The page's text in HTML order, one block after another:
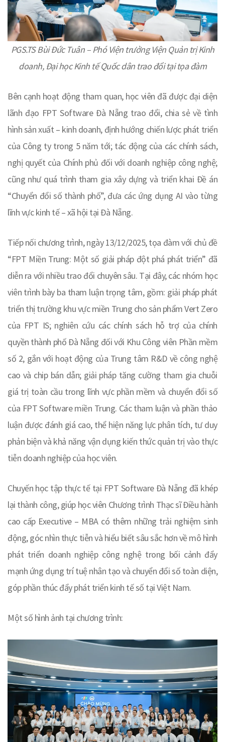
PGS.TS Bùi Đức Tuân – Phó Viện trưởng Viện Quản trị Kinh
doanh, Đại học Kinh tế Quốc dân trao đổi tại tọa đàm
Bên cạnh hoạt động tham quan, học viên đã được đại diện
lãnh đạo FPT Software Đà Nẵng trao đổi, chia sẻ về tình
hình sản xuất – kinh doanh, định hướng chiến lược phát triển
của Công ty trong 5 năm tới; tác động của các chính sách,
nghị quyết của Chính phủ đối với doanh nghiệp công nghệ;
cũng như quá trình tham gia xây dựng và triển khai Đề án
“Chuyển đổi số thành phố”, đưa các ứng dụng AI vào từng
lĩnh vực kinh tế – xã hội tại Đà Nẵng.
Tiếp nối chương trình, ngày 13/12/2025, tọa đàm với chủ đề
“FPT Miền Trung: Một số giải pháp đột phá phát triển” đã
diễn ra với nhiều trao đổi chuyên sâu. Tại đây, các nhóm học
viên trình bày ba tham luận trọng tâm, gồm: giải pháp phát
triển thị trường khu vực miền Trung cho sản phẩm Vert Zero
của FPT IS; nghiên cứu các chính sách hỗ trợ của chính
quyền thành phố Đà Nẵng đối với Khu Công viên Phần mềm
số 2, gắn với hoạt động của Trung tâm R&D về công nghệ
cao và chip bán dẫn; giải pháp tăng cường tham gia chuỗi
giá trị toàn cầu trong lĩnh vực phần mềm và chuyển đổi số
của FPT Software miền Trung. Các tham luận và phần thảo
luận được đánh giá cao, thể hiện năng lực phân tích, tư duy
phản biện và khả năng vận dụng kiến thức quản trị vào thực
tiễn doanh nghiệp của học viên.
Chuyến học tập thực tế tại FPT Software Đà Nẵng đã khép
lại thành công, giúp học viên Chương trình Thạc sĩ Điều hành
cao cấp Executive – MBA có thêm những trải nghiệm sinh
động, góc nhìn thực tiễn và hiểu biết sâu sắc hơn về mô hình
phát triển doanh nghiệp công nghệ trong bối cảnh đẩy
mạnh ứng dụng trí tuệ nhân tạo và chuyển đổi số toàn diện,
góp phần thúc đẩy phát triển kinh tế số tại Việt Nam.
Một số hình ảnh tại chương trình: